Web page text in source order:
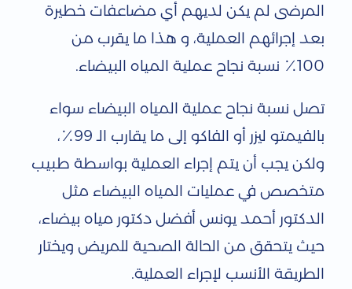
المرضى لم يكن لديهم أي مضاعفات خطيرة
بعد إجرائهم العملية، و هذا ما يقرب من
100٪ نسبة نجاح عملية المياه البيضاء.
تصل نسبة نجاح عملية المياه البيضاء سواء
بالفيمتو ليزر أو الفاكو إلى ما يقارب الـ 99٪،
ولكن يجب أن يتم إجراء العملية بواسطة طبيب
متخصص في عمليات المياه البيضاء مثل
الدكتور أحمد يونس أفضل دكتور مياه بيضاء،
حيث يتحقق من الحالة الصحية للمريض ويختار
الطريقة الأنسب لإجراء العملية.